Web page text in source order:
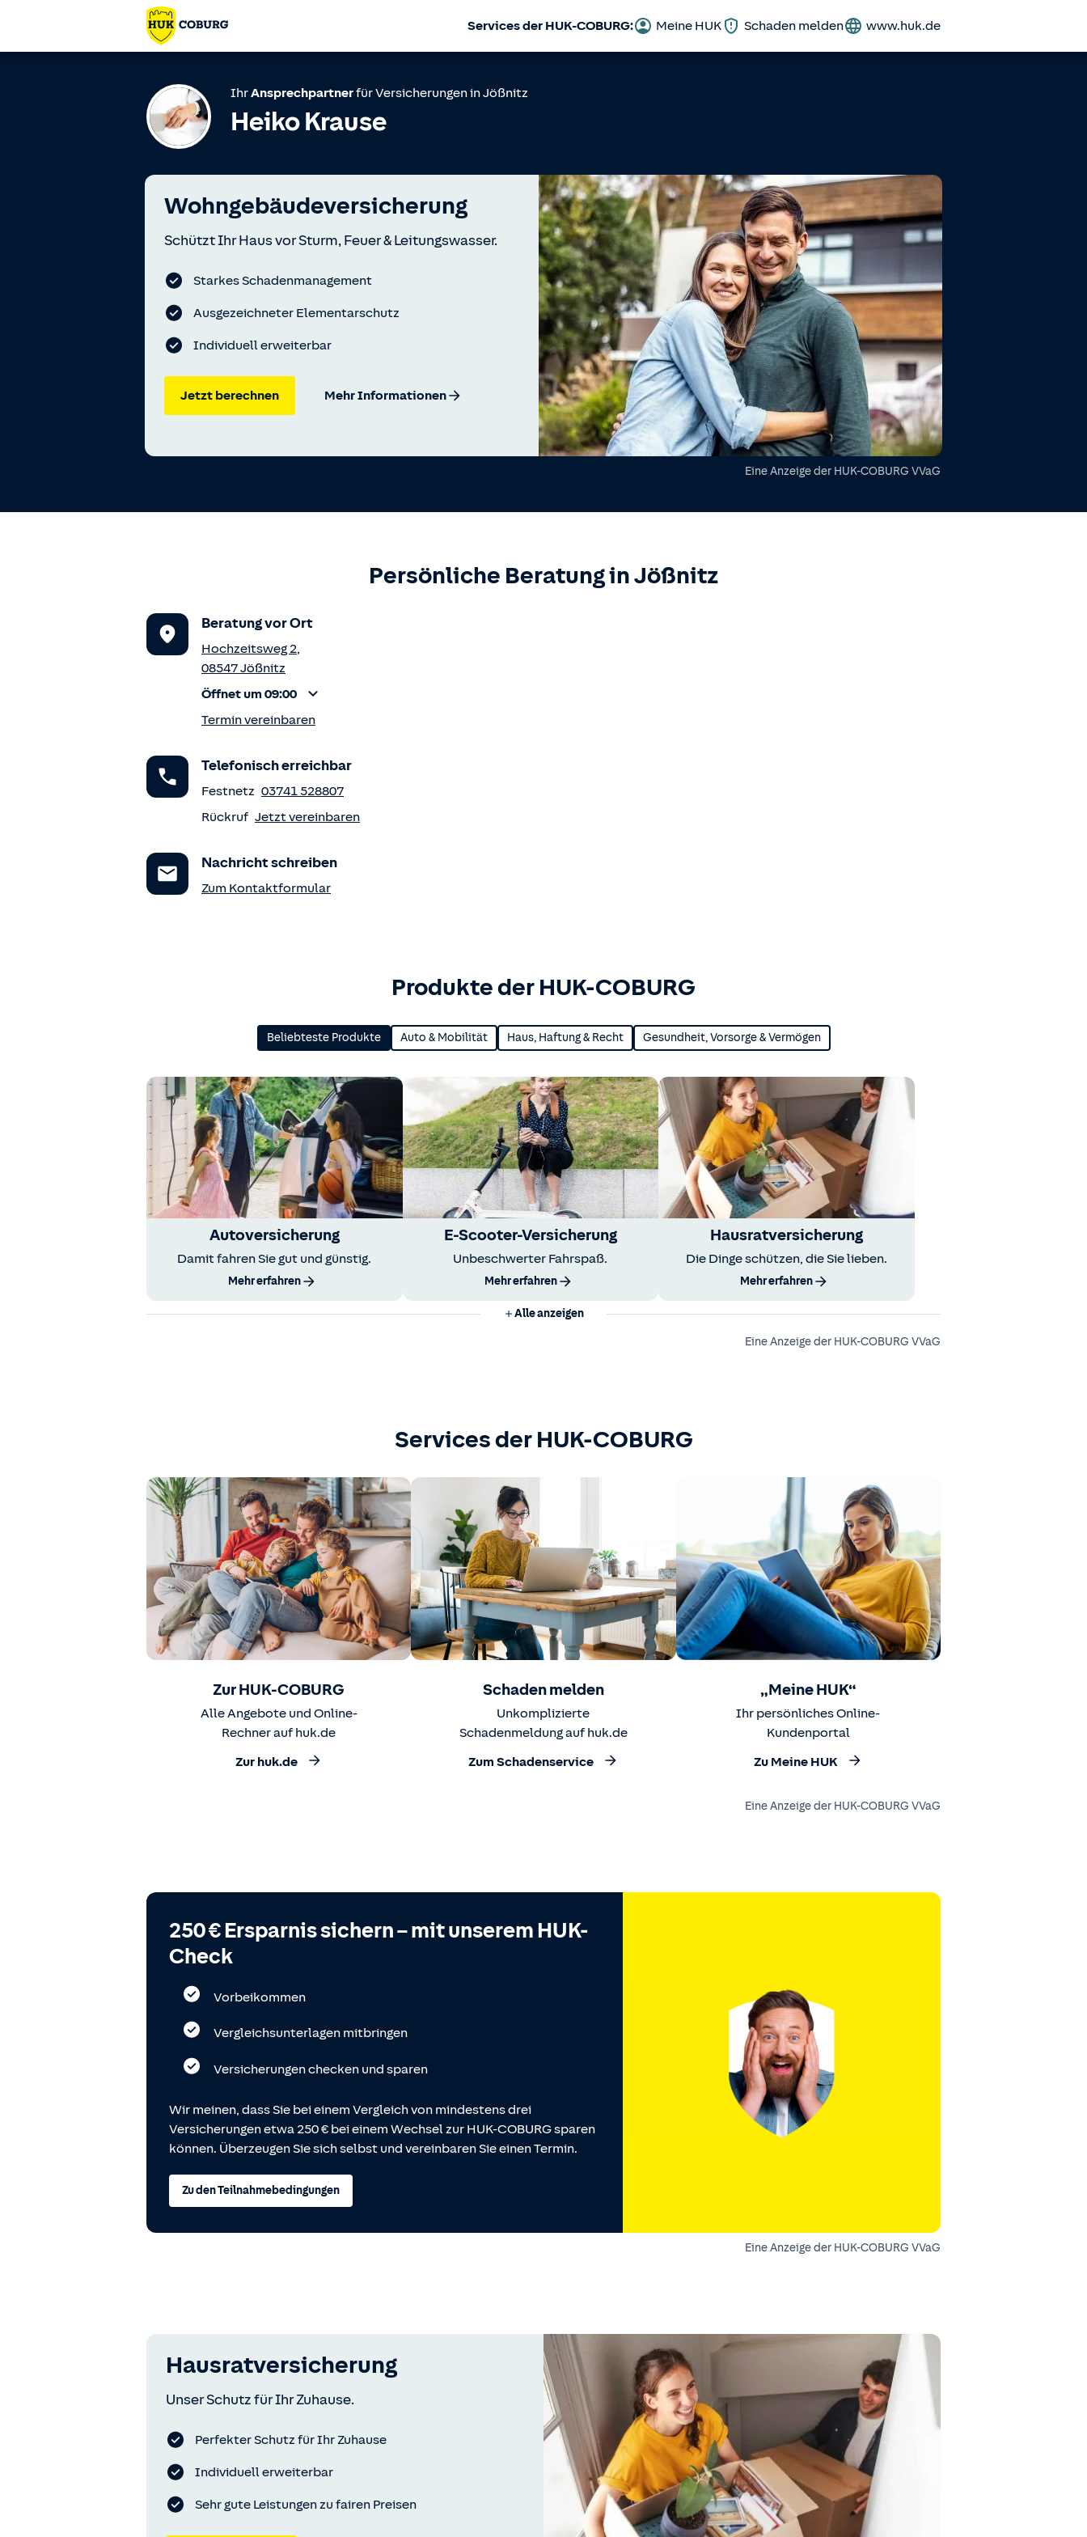
Services der HUK-COBURG: Meine HUK Schaden melden www.huk.de
IhrAnsprechpartnerfür Versicherungen inJößnitz
Heiko Krause
Wohngebäudeversicherung
Schützt Ihr Haus vor Sturm, Feuer & Leitungswasser.
Starkes Schadenmanagement
Ausgezeichneter Elementarschutz
Individuell erweiterbar
Jetzt berechnen Mehr Informationen
Eine Anzeige der HUK-COBURG VVaG
Persönliche Beratung inJößnitz
Beratung vor Ort
Hochzeitsweg 2,
08547Jößnitz
Öffnet um 09:00
Termin vereinbaren
Telefonisch erreichbar
Festnetz 03741 528807
Rückruf Jetzt vereinbaren
Nachricht schreiben
Zum Kontaktformular
Produkte der HUK-COBURG
Beliebteste Produkte Auto & Mobilität Haus, Haftung & Recht Gesundheit, Vorsorge & Vermögen
Autoversicherung
Damit fahren Sie gut und günstig.
Mehr erfahren
E-Scooter-Versicherung
Unbeschwerter Fahrspaß.
Mehr erfahren
Hausratversicherung
Die Dinge schützen, die Sie lieben.
Mehr erfahren
Alle anzeigen
Eine Anzeige der HUK-COBURG VVaG
Services der HUK-COBURG
Zur HUK-COBURG
Alle Angebote und Online-
Rechner auf huk.de
Zur huk.de
Schaden melden
Unkomplizierte
Schadenmeldung auf huk.de
Zum Schadenservice
„Meine HUK“
Ihr persönliches Online-
Kundenportal
Zu Meine HUK
Eine Anzeige der HUK-COBURG VVaG
250 € Ersparnis sichern – mit unserem HUK-
Check
Vorbeikommen
Vergleichsunterlagen mitbringen
Versicherungen checken und sparen
Wir meinen, dass Sie bei einem Vergleich von mindestens drei
Versicherungen etwa 250 € bei einem Wechsel zur HUK-COBURG sparen
können. Überzeugen Sie sich selbst und vereinbaren Sie einen Termin.
Zu den Teilnahmebedingungen
Eine Anzeige der HUK-COBURG VVaG
Hausratversicherung
Unser Schutz für Ihr Zuhause.
Perfekter Schutz für Ihr Zuhause
Individuell erweiterbar
Sehr gute Leistungen zu fairen Preisen